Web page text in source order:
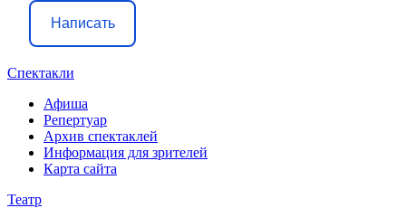
Написать
Спектакли
Афиша
Репертуар
Архив спектаклей
Информация для зрителей
Карта сайта
Театр